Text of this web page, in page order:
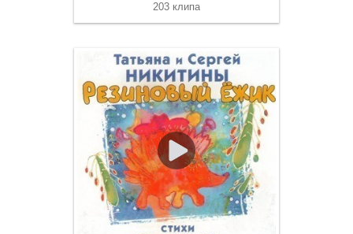
203 клипа